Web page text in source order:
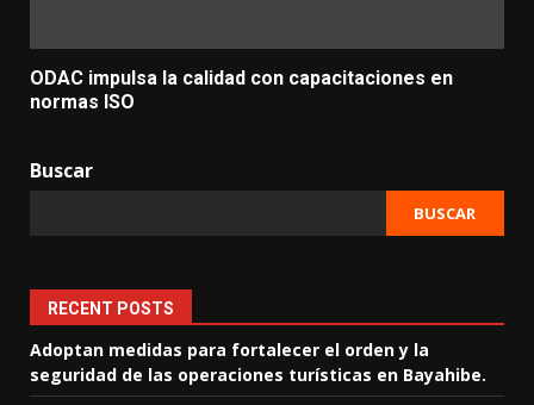
ODAC impulsa la calidad con capacitaciones en
normas ISO
Buscar
BUSCAR
RECENT POSTS
Adoptan medidas para fortalecer el orden y la
seguridad de las operaciones turísticas en Bayahibe.